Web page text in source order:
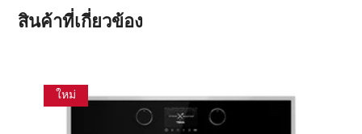
สินค้าที่เกี่ยวข้อง
ใหม่